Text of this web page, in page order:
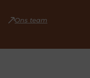
Ons team